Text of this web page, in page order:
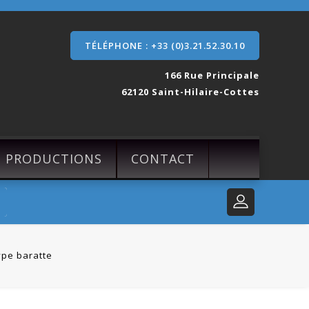
TÉLÉPHONE : +33 (0)3.21.52.30.10
166 Rue Principale
62120 Saint-Hilaire-Cottes
CONTACT
baratte